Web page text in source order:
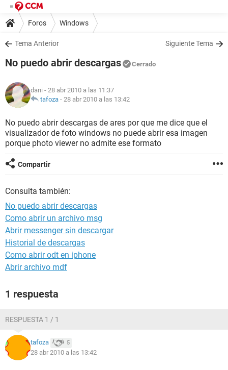
Foros Windows
Tema Anterior Siguiente Tema
No puedo abrir descargas Cerrado
dani - 28 abr 2010 a las 11:37
tafoza - 28 abr 2010 a las 13:42
No puedo abrir descargas de ares por que me dice que el
visualizador de foto windows no puede abrir esa imagen
porque photo viewer no admite ese formato
Compartir
Consulta también:
No puedo abrir descargas
Como abrir un archivo msg
Abrir messenger sin descargar
Historial de descargas
Como abrir odt en iphone
Abrir archivo mdf
1 respuesta
RESPUESTA 1 / 1
tafoza 5
28 abr 2010 a las 13:42